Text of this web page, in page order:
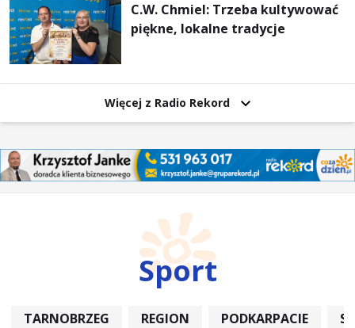
C.W. Chmiel: Trzeba kultywować
piękne, lokalne tradycje
Więcej z Radio Rekord
Sport
TARNOBRZEG REGION PODKARPACIE